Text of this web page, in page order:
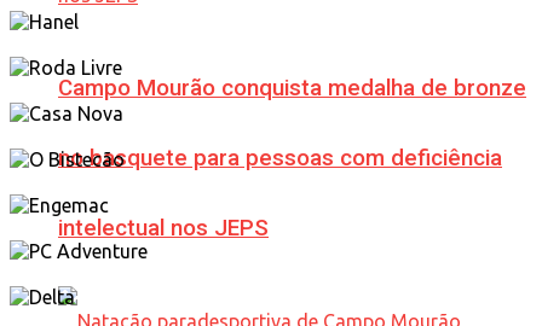
Campo Mourão conquista medalha de bronze
no basquete para pessoas com deficiência
intelectual nos JEPS